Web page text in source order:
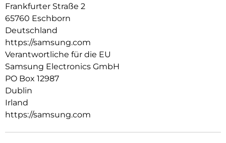
Frankfurter Straße 2
65760 Eschborn
Deutschland
https://samsung.com
Verantwortliche für die EU
Samsung Electronics GmbH
PO Box 12987
Dublin
Irland
https://samsung.com